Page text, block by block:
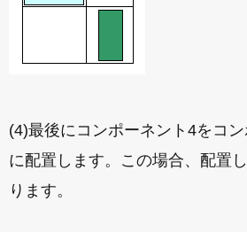
(4)最後にコンポーネント4をコ
に配置します。この場合、配置
ります。